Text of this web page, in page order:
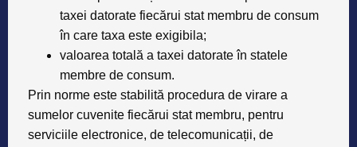
taxei datorate fiecărui stat membru de consum
în care taxa este exigibila;
valoarea totală a taxei datorate în statele
membre de consum.
Prin norme este stabilită procedura de virare a
sumelor cuvenite fiecărui stat membru, pentru
serviciile electronice, de telecomunicații, de